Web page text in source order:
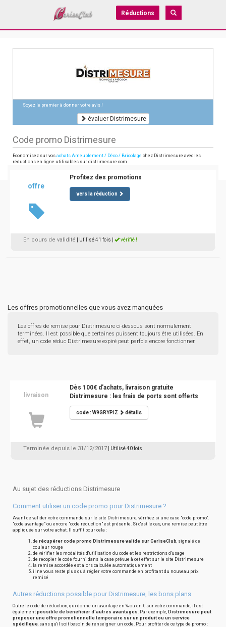
Réductions
Soyez le premier à donner votre avis !
évaluer Distrimesure
Code promo Distrimesure
Economisez sur vos achats Ameublement / Déco / Bricolage chez Distrimesure avec les
réductions en ligne utilisables sur distrimesure.com
offre
Profitez des promotions
vers la réduction
En cours de validité | Utilisé 41 fois vérifié !
Les offres promotionnelles que vous avez manquées
Les offres de remise pour Distrimesure ci-dessous sont normalement
terminées. Il est possible que certaines puissent toujours être utilisées. En
effet, un code réduc Distrimesure expiré peut parfois encore fonctionner.
livraison
Dès 100€ d'achats, livraison gratuite
Distrimesure : les frais de ports sont offerts
code :W9GRYPIZ détails
Terminée depuis le 31/12/2017 | Utilisé 40 fois
Au sujet des réductions Distrimesure
Comment utiliser un code promo pour Distrimesure ?
Avant de valider votre commande sur le site Distrimesure, vérifiez si une case "code promo",
"code avantage" ou encore "code réduction" est présente. Si c'est le cas, une remise peut être
appliquée sur votre achat. Il suffit pour cela :
de récupérer code promo Distrimesure valide sur CeriseClub, signalé de
couleur rouge
de vérifier les modalités d'utilisation du code et les restrictions d'usage
de recopier le code fourni dans la case prévue à cet effet sur le site Distrimesure
la remise accordée est alors calculée automatiquement
il ne vous reste plus qu'à régler votre commande en profitant du nouveau prix
remisé
Autres réductions possible pour Distrimesure, les bons plans
Outre le code de réduction, qui donne un avantage en % ou en € sur votre commande, il est
également possible de bénéficier d'autres avantages. Par exemple, Distrimesure peut
proposer une offre promotionnelle temporaire sur un produit ou un service
spécifique, sans qu'il soit besoin de renseigner un code. Pour profiter de ce type de promo :